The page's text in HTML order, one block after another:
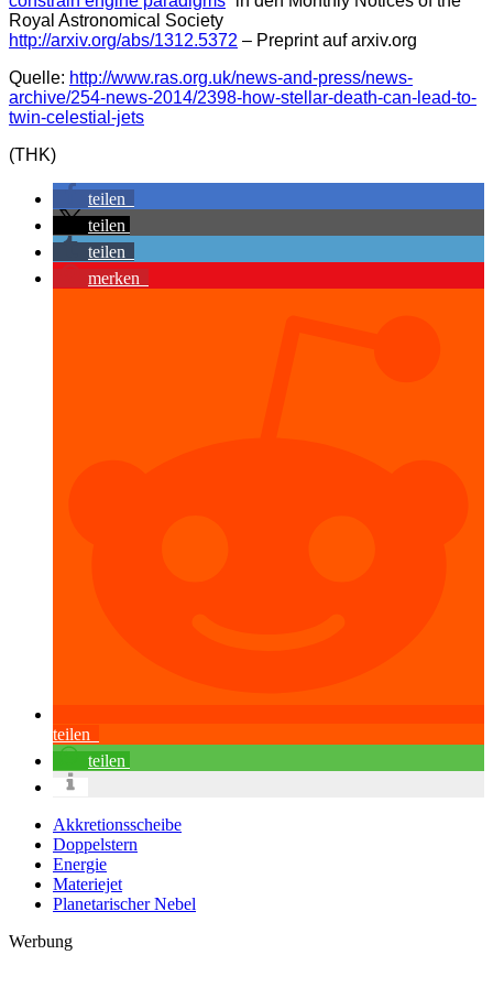
Royal Astronomical Society
http://arxiv.org/abs/1312.5372 – Preprint auf arxiv.org
Quelle: http://www.ras.org.uk/news-and-press/news-
archive/254-news-2014/2398-how-stellar-death-can-lead-to-
twin-celestial-jets
(THK)
teilen
teilen
teilen
merken
teilen
teilen
Akkretionsscheibe
Doppelstern
Energie
Materiejet
Planetarischer Nebel
Werbung